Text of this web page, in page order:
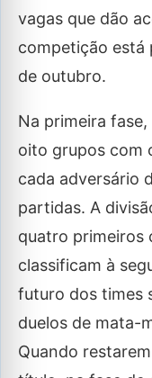
vagas que dão
competição está
de outubro.
Na primeira
oito grupos com
cada adversário
partidas. A
quatro primeiros
classificam à
futuro dos times
duelos de mata-
Quando